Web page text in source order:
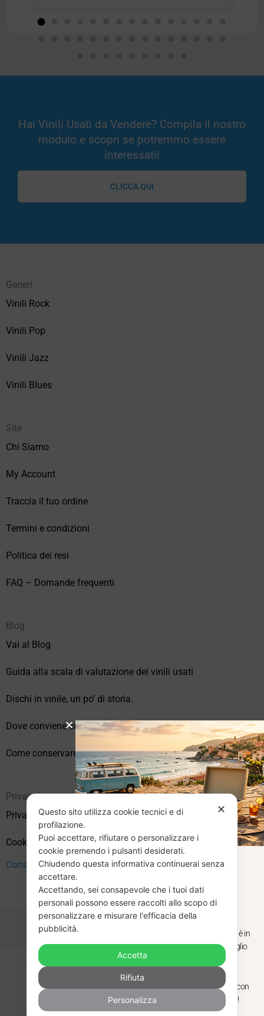
Hai Vinili Usati da Vendere? Compila il nostro
modulo e scopri se potremmo essere
interessati!
CLICCA QUI
Generi
Vinili Rock
Vinili Pop
Vinili Jazz
Vinili Blues
Site
Chi Siamo
My Account
Traccia il tuo ordine
Termini e condizioni
Politica dei resi
FAQ – Domande frequenti
Blog
Vai al Blog
Guida alla scala di valutazione dei vinili usati
Dischi in vinile, un po’ di storia.
Dove conviene comprare vinili online?
Come conservare correttamente i vinili usati
Privacy
Privacy Policy
Cookie Policy (UE)
Consenso
Copyright © 2026 Vendita Vinili Usati | P.IVA 12240940960
NextWebStudio
✕
Questo sito utilizza cookie tecnici e di
profilazione.
Puoi accettare, rifiutare o personalizzare i
cookie premendo i pulsanti desiderati.
Chiudendo questa informativa continuerai senza
accettare.
Accettando, sei consapevole che i tuoi dati
personali possono essere raccolti allo scopo di
personalizzare e misurare l'efficacia della
pubblicità.
Accetta
Rifiuta
Personalizza
CHIUSURA
ESTIVA
Dal 29 luglio al 31 agosto venditaviniliusati.it è in
pausa estiva. Gli ordini ricevuti entro il 29 luglio
saranno spediti regolarmente.
Torniamo il 1 settembre, pronti a riprendere con
nuovi arrivi. Buona estate e buon ascolto!